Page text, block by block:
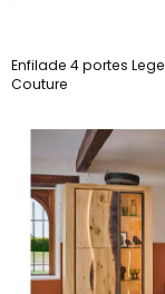
Enfilade 4 portes
Couture